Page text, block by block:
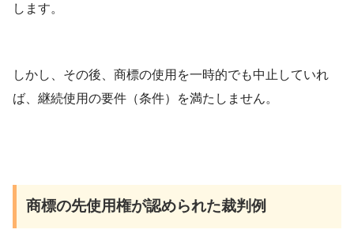
します。
しかし、その後、商標の使用を一時的でも中止していれ
ば、継続使用の要件（条件）を満たしません。
商標の先使用権が認められた裁判例